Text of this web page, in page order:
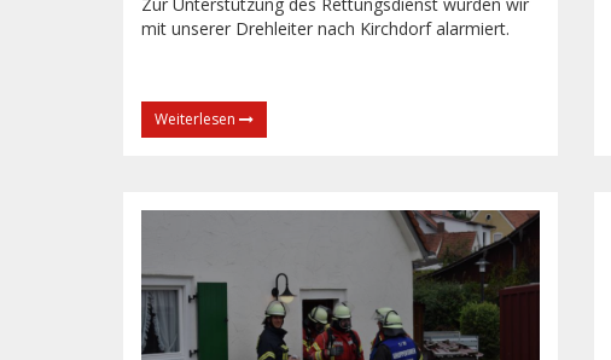
mit unserer Drehleiter nach Kirchdorf alarmiert.
Weiterlesen